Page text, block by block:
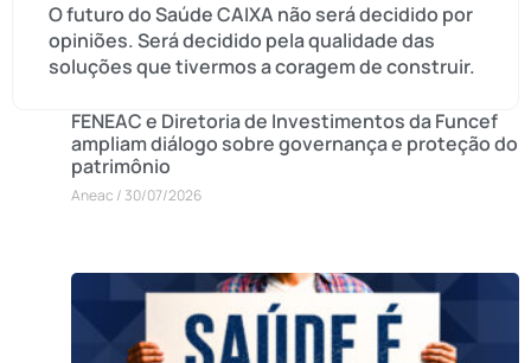
O futuro do Saúde CAIXA não será decidido por
opiniões. Será decidido pela qualidade das
soluções que tivermos a coragem de construir.
FENEAC e Diretoria de Investimentos da Funcef
ampliam diálogo sobre governança e proteção do
patrimônio
Aneac 30/07/2026